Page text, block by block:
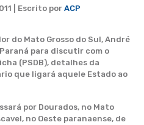
| Escrito por ACP
do Mato Grosso do Sul, André
para discutir com o
(PSDB), detalhes da
que ligará aquele Estado ao
por Dourados, no Mato
no Oeste paranaense, de